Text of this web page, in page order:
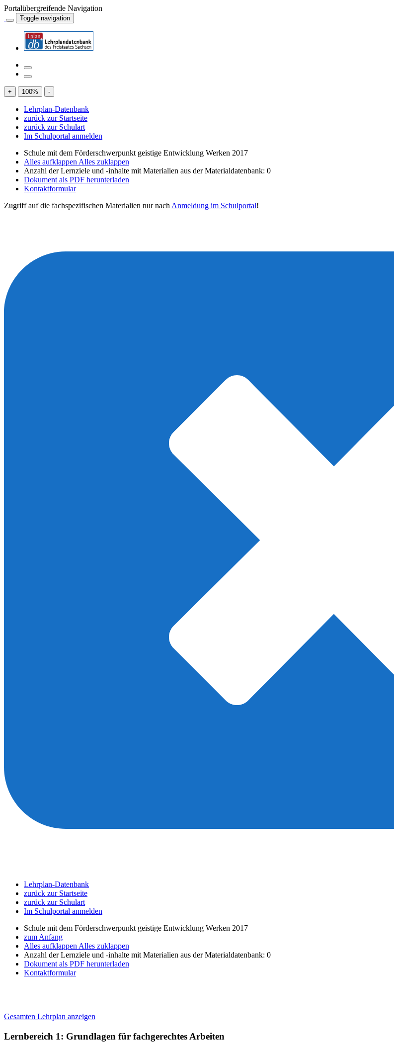
Portalübergreifende Navigation
Toggle navigation
+ 100% -
Lehrplan-Datenbank
zurück zur Startseite
zurück zur Schulart
Im Schulportal anmelden
Schule mit dem Förderschwerpunkt geistige Entwicklung Werken 2017
Alles aufklappen Alles zuklappen
Anzahl der Lernziele und -inhalte mit Materialien aus der Materialdatenbank: 0
Dokument als PDF herunterladen
Kontaktformular
Zugriff auf die fachspezifischen Materialien nur nach Anmeldung im Schulportal!
Lehrplan-Datenbank
zurück zur Startseite
zurück zur Schulart
Im Schulportal anmelden
Schule mit dem Förderschwerpunkt geistige Entwicklung Werken 2017
zum Anfang
Alles aufklappen Alles zuklappen
Anzahl der Lernziele und -inhalte mit Materialien aus der Materialdatenbank: 0
Dokument als PDF herunterladen
Kontaktformular
Gesamten Lehrplan anzeigen
Lernbereich 1: Grundlagen für fachgerechtes Arbeiten